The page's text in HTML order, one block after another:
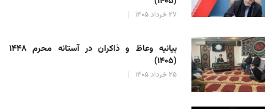
۲۷ خرداد ۱۴۰۵
بیانیه وعاظ و ذاکران در آستانه محرم ۱۴۴۸
(۱۴۰۵)
۲۵ خرداد ۱۴۰۵